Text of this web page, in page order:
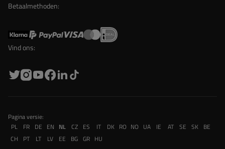
Betaalmethoden:
Vind ons:
Pagina versie:
PL
FR DE EN NL CZ ES IT DK RO NO UA IE AT SE SK BE
CH
PT LT LV EE BG GR HU